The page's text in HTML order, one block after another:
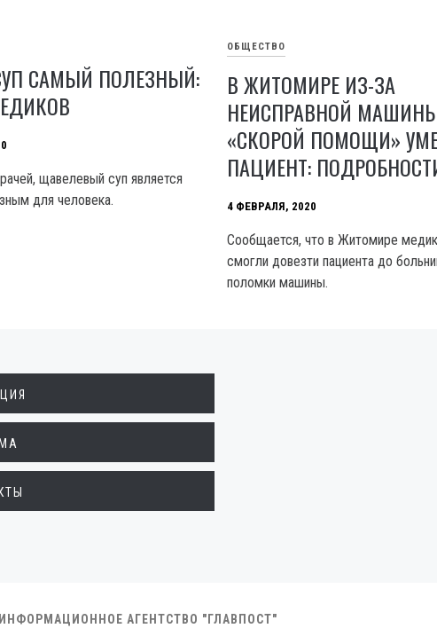
САМЫЙ ПОЛЕЗНЫЙ:
щавелевый суп является
для человека.
ОБЩЕСТВО
В ЖИТОМИРЕ ИЗ-ЗА
НЕИСПРАВНОЙ
«СКОРОЙ ПОМОЩИ»
ПАЦИЕНТ:
4 ФЕВРАЛЯ, 2020
Сообщается, что в Житомире
смогли довезти пациента до
поломки машины.
ИНФОРМАЦИОННОЕ АГЕНТСТВО "ГЛАВПОСТ"